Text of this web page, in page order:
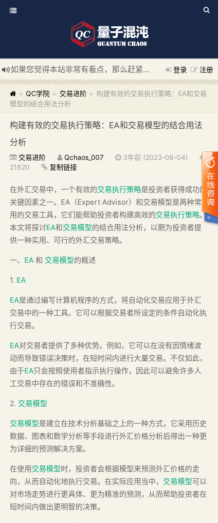
登录 注册
如果您觉得本站非常有看点，那么赶紧使用Ctrl+D 收藏我们吧
新添加量子混沌系统板块，欢迎大家访问！
---“量子混沌系
> QC学院 > 交易进阶 > 构建有效的交易执行策略：EA和交易
模型的结合用法分析
构建有效的交易执行策略：EA和交易模型的结合用法
分析
交易进阶 Qchaos_007
3年前 (2023-08-04)
21620
复制链接
在外汇交易中，一个有效的交易执行策略是投资者获得成功的
关键因素之一。EA（Expert Advisor）和交易模型是两种常
用的交易工具，它们能帮助投资者构建高效的交易执行策略。
本文将探讨EA和交易模型的结合用法分析，以期为投资者提
供一种实用、可行的外汇交易策略。
一、 EA 和 交易模型的概述
1. EA
EA是通过编写计算机程序的方式，将自动化交易应用于外汇
交易中的一种工具。它可以根据交易者所设定的条件自动化执
行交易。
EA对交易者提供了多种优势。例如，它可以在没有因情绪波
动而导致错误决策时，在短时间内进行大量交易。不仅如此，
由于EA只会按照使用者指示执行操作，因此可以避免许多人
工交易中存在的错误和不准确性。
2. 交易模型
交易模型是建立在技术分析基础之上的一种方式，它采用历史
数据、图表和数学分析等手段进行外汇价格分析后得出一种更
为详细的预测解决方案。
在使用交易模型时，投资者会根据模型来预测外汇价格的走
向，从而自动化地执行交易。在实际应用当中， 交易模型可以
对市场走势进行更具体、更为精准的预测，从而帮助投资者在
短时间内做出更明智的决策。